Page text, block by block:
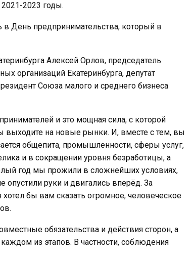
2023 годы.
в День предпринимательства, который в
Алексей Орлов, председатель
организаций Екатеринбурга, депутат
Союза малого и среднего бизнеса
и это мощная сила, с которой
выходите на новые рынки. И, вместе с тем, вы
общепита, промышленности, сферы услуг,
и в сокращении уровня безработицы, а
год мы прожили в сложнейших условиях,
опустили руки и двигались вперёд. За
бы вам сказать огромное, человеческое
обязательства и действия сторон, а
из этапов. В частности, соблюдения